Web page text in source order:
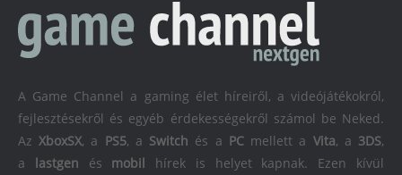
A Game Channel a gaming élet híreiről, a videójátékokról,
fejlesztésekről és egyéb érdekességekről számol be Neked.
AzXboxSX, a PS5, a Switch és a PCmellett a Vita, a 3DS,
a lastgen és mobil hírek is helyet kapnak. Ezen kívül